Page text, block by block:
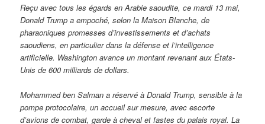
Reçu avec tous les égards en Arabie saoudite, ce mardi 13 mai,
Donald Trump a empoché, selon la Maison Blanche, de
pharaoniques promesses d’investissements et d’achats
saoudiens, en particulier dans la défense et l’intelligence
artificielle. Washington avance un montant revenant aux États-
Unis de 600 milliards de dollars.
Mohammed ben Salman a réservé à Donald Trump, sensible à la
pompe protocolaire, un accueil sur mesure, avec escorte
d’avions de combat, garde à cheval et fastes du palais royal. La